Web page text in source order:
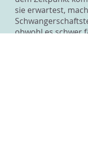
sie erwartest,
obwohl es schwer